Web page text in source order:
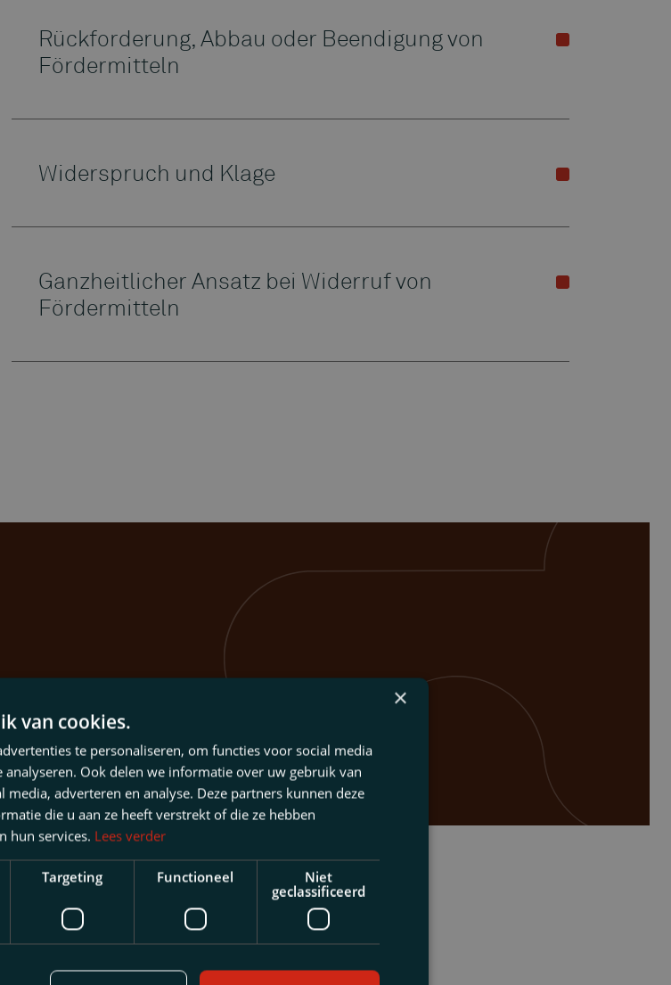
Rückforderung, Abbau oder Beendigung von
Fördermitteln
Widerspruch und Klage
Ganzheitlicher Ansatz bei Widerruf von
Fördermitteln
×
van cookies.
te personaliseren, om functies voor social media
Ook delen we informatie over uw gebruik van
adverteren en analyse. Deze partners kunnen deze
die u aan ze heeft verstrekt of die ze hebben
hun services. Lees verder
Targeting Functioneel
Niet
geclassificeerd